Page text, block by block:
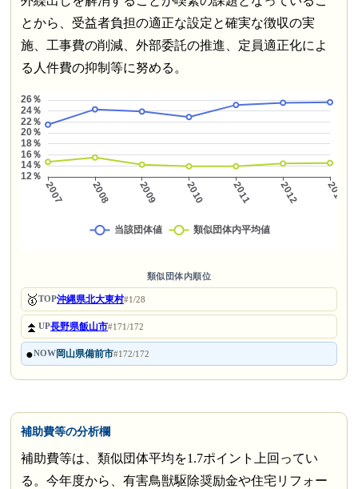
とから、受益者負担の適正な設定と確実な徴収の実
施、工事費の削減、外部委託の推進、定員適正化によ
る人件費の抑制等に努める。
類似団体内順位
🥇TOP沖縄県北大東村#1/28
⏫UP長野県飯山市#171/172
●NOW岡山県備前市#172/172
補助費等の分析欄
補助費等は、類似団体平均を1.7ポイント上回ってい
る。今年度から、有害鳥獣駆除奨励金や住宅リフォー